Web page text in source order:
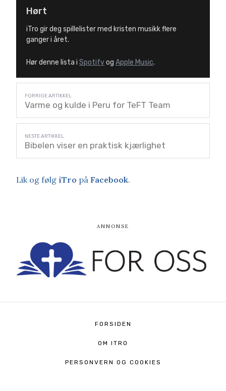
Hørt
iTro gir deg spillelister med kristen musikk flere
ganger i året.
Hør denne lista i Spotifyog Apple Music.
Varme og kulde i Peru for TeFT Team
Bibelen viser en praktisk kjærlighet
Lik og følg iTro på Facebook.
FORSIDEN
OM ITRO
PERSONVERN OG COOKIES